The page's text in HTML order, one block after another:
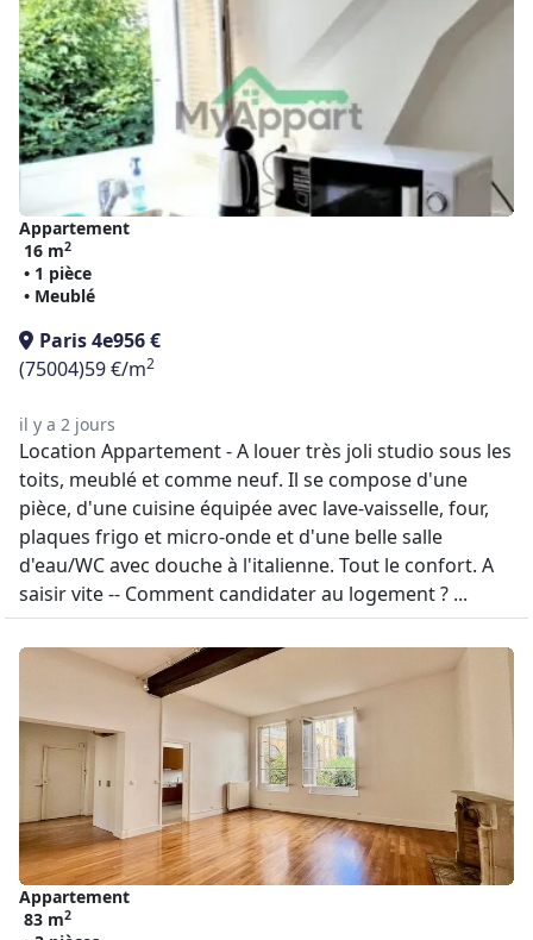
Appartement
16 m2
• 1 pièce
• Meublé
Paris 4e956 €
(75004)59 €/m2
il y a 2 jours
Location Appartement - A louer très joli studio sous les
toits, meublé et comme neuf. Il se compose d'une
pièce, d'une cuisine équipée avec lave-vaisselle, four,
plaques frigo et micro-onde et d'une belle salle
d'eau/WC avec douche à l'italienne. Tout le confort. A
saisir vite -- Comment candidater au logement ? ...
Appartement
83 m2